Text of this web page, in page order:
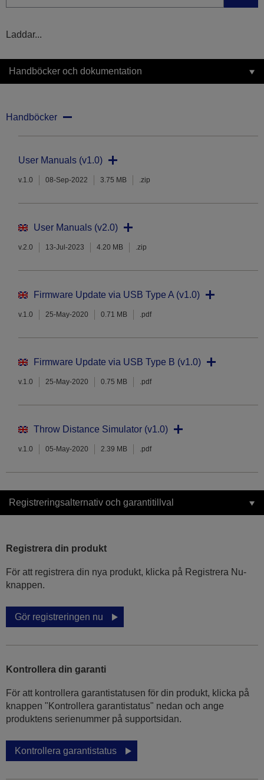
Laddar...
Handböcker och dokumentation
Handböcker
User Manuals (v1.0)
v.1.0 08-Sep-2022 3.75 MB .zip
User Manuals (v2.0)
v.2.0 13-Jul-2023 4.20 MB .zip
Firmware Update via USB Type A (v1.0)
v.1.0 25-May-2020 0.71 MB .pdf
Firmware Update via USB Type B (v1.0)
v.1.0 25-May-2020 0.75 MB .pdf
Throw Distance Simulator (v1.0)
v.1.0 05-May-2020 2.39 MB .pdf
Registreringsalternativ och garantitillval
Registrera din produkt
För att registrera din nya produkt, klicka på Registrera Nu-
knappen.
Gör registreringen nu
Kontrollera din garanti
För att kontrollera garantistatusen för din produkt, klicka på
knappen "Kontrollera garantistatus" nedan och ange
produktens serienummer på supportsidan.
Kontrollera garantistatus